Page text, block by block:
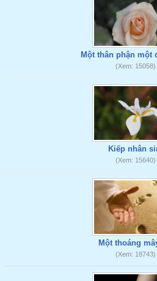
Một thân phận một
(Xem: 15058)
Kiếp nhân
(Xem: 15640)
Một thoáng
(Xem: 18743)